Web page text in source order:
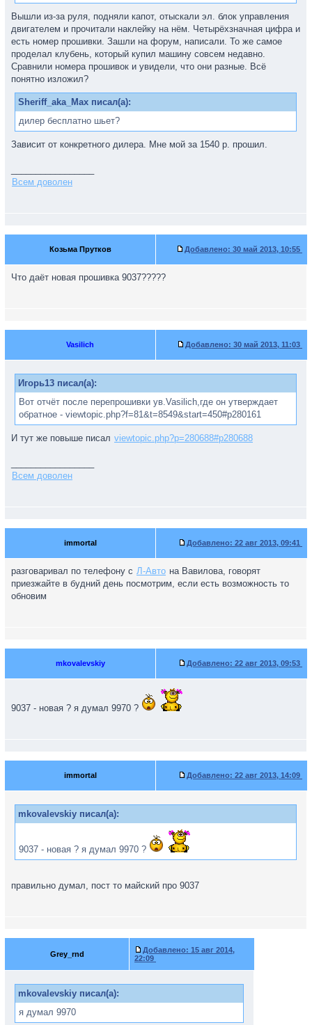
Вышли из-за руля, подняли капот, отыскали эл. блок управления
двигателем и прочитали наклейку на нём. Четырёхзначная цифра и
есть номер прошивки. Зашли на форум, написали. То же самое
проделал клубень, который купил машину совсем недавно.
Сравнили номера прошивок и увидели, что они разные. Всё
понятно изложил?
Sheriff_aka_Max писал(а):
дилер бесплатно шьет?
Зависит от конкретного дилера. Мне мой за 1540 р. прошил.
Всем доволен
Козьма Прутков Добавлено: 30 май 2013, 10:55
Что даёт новая прошивка 9037?????
Vasilich Добавлено: 30 май 2013, 11:03
Игорь13 писал(а):
Вот отчёт после перепрошивки ув.Vasilich,где он утверждает
обратное - viewtopic.php?f=81&t=8549&start=450#p280161
И тут же повыше писал viewtopic.php?p=280688#p280688
Всем доволен
immortal Добавлено: 22 авг 2013, 09:41
разговаривал по телефону с Л-Авто на Вавилова, говорят
приезжайте в будний день посмотрим, если есть возможность то
обновим
mkovalevskiy Добавлено: 22 авг 2013, 09:53
9037 - новая ? я думал 9970 ?
immortal Добавлено: 22 авг 2013, 14:09
mkovalevskiy писал(а):
9037 - новая ? я думал 9970 ?
правильно думал, пост то майский про 9037
Grey_rnd Добавлено: 15 авг 2014,
22:09
mkovalevskiy писал(а):
я думал 9970